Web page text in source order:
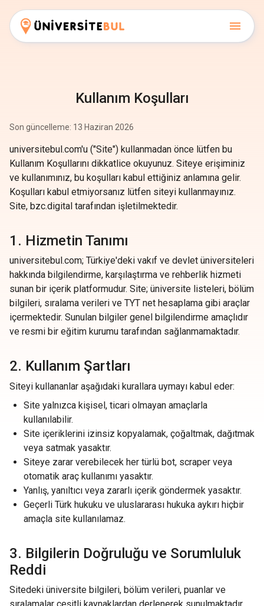
Kullanım Koşulları
Son güncelleme: 13 Haziran 2026
universitebul.com'u ("Site") kullanmadan önce lütfen bu
Kullanım Koşullarını dikkatlice okuyunuz. Siteye erişiminiz
ve kullanımınız, bu koşulları kabul ettiğiniz anlamına gelir.
Koşulları kabul etmiyorsanız lütfen siteyi kullanmayınız.
Site, bzc.digital tarafından işletilmektedir.
1. Hizmetin Tanımı
universitebul.com; Türkiye'deki vakıf ve devlet üniversiteleri
hakkında bilgilendirme, karşılaştırma ve rehberlik hizmeti
sunan bir içerik platformudur. Site; üniversite listeleri, bölüm
bilgileri, sıralama verileri ve TYT net hesaplama gibi araçlar
içermektedir. Sunulan bilgiler genel bilgilendirme amaçlıdır
ve resmi bir eğitim kurumu tarafından sağlanmamaktadır.
2. Kullanım Şartları
Siteyi kullananlar aşağıdaki kurallara uymayı kabul eder:
Site yalnızca kişisel, ticari olmayan amaçlarla
kullanılabilir.
Site içeriklerini izinsiz kopyalamak, çoğaltmak, dağıtmak
veya satmak yasaktır.
Siteye zarar verebilecek her türlü bot, scraper veya
otomatik araç kullanımı yasaktır.
Yanlış, yanıltıcı veya zararlı içerik göndermek yasaktır.
Geçerli Türk hukuku ve uluslararası hukuka aykırı hiçbir
amaçla site kullanılamaz.
3. Bilgilerin Doğruluğu ve Sorumluluk
Reddi
Sitedeki üniversite bilgileri, bölüm verileri, puanlar ve